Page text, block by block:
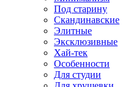
Под старину
Скандинавские
Элитные
Эксклюзивные
Хай-тек
Особенности
Для студии